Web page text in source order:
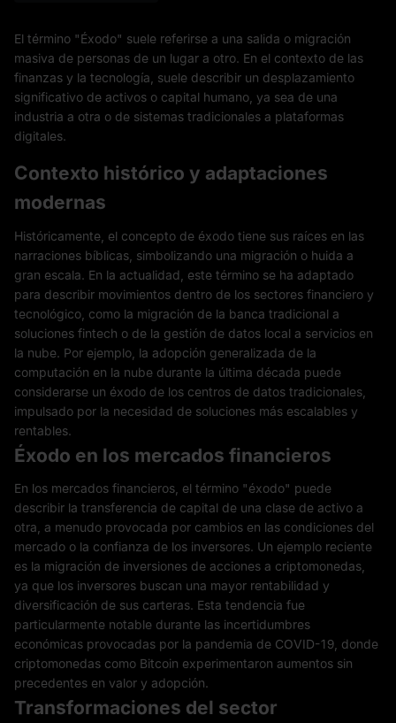
El término "Éxodo" suele referirse a una salida o migración
masiva de personas de un lugar a otro. En el contexto de las
finanzas y la tecnología, suele describir un desplazamiento
significativo de activos o capital humano, ya sea de una
industria a otra o de sistemas tradicionales a plataformas
digitales.
Contexto histórico y adaptaciones
modernas
Históricamente, el concepto de éxodo tiene sus raíces en las
narraciones bíblicas, simbolizando una migración o huida a
gran escala. En la actualidad, este término se ha adaptado
para describir movimientos dentro de los sectores financiero y
tecnológico, como la migración de la banca tradicional a
soluciones fintech o de la gestión de datos local a servicios en
la nube. Por ejemplo, la adopción generalizada de la
computación en la nube durante la última década puede
considerarse un éxodo de los centros de datos tradicionales,
impulsado por la necesidad de soluciones más escalables y
rentables.
Éxodo en los mercados financieros
En los mercados financieros, el término "éxodo" puede
describir la transferencia de capital de una clase de activo a
otra, a menudo provocada por cambios en las condiciones del
mercado o la confianza de los inversores. Un ejemplo reciente
es la migración de inversiones de acciones a criptomonedas,
ya que los inversores buscan una mayor rentabilidad y
diversificación de sus carteras. Esta tendencia fue
particularmente notable durante las incertidumbres
económicas provocadas por la pandemia de COVID-19, donde
criptomonedas como Bitcoin experimentaron aumentos sin
precedentes en valor y adopción.
Transformaciones del sector